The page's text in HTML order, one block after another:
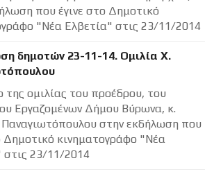
που έγινε στο Δημοτικό
"Νέα Ελβετία" στις 23/11/2014
δημοτών 23-11-14. Ομιλία Χ.
της ομιλίας του προέδρου, του
Εργαζομένων Δήμου Βύρωνα, κ.
στην εκδήλωση που
Δημοτικό κινηματογράφο "Νέα
στις 23/11/2014